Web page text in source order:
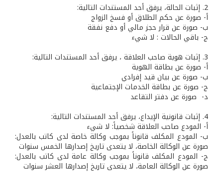
2. إثبات الحالة، يرفق أحد المستندات التالية:
أ‌- صورة عن حكم الطلاق أو فسخ الزواج
ب‌- صورة عن قرار حجز مالي أو دفع نفقة
ج- باقي الحالات : لا شيء
3. إثبات هوية صاحب العلاقة ، يرفق أحد المستندات التالية:
أ- صورة عن بطاقة الهوية
ب‌- صورة عن بيان قيد إفرادي
ج- صورة عن بطاقة الخدمات الإجتماعية
‌د- صورة عن دفتر التقاعد
4. إثبات قانونية الإيداع، يرفق أحد المستندات التالية:
‌أ- المودع صاحب العلاقة شخصياً: لا شيء
‌ب- المودع المكلف قانوناً بموجب وكالة خاصة لدى كاتب بالعدل:
صورة عن الوكالة الخاصة، لا يتعدى تاريخ إصدارها الخمس سنوات
‌ج- المودع المكلف قانوناً بموجب وكالة عامة لدى كاتب بالعدل:
صورة عن الوكالة العامة، لا يتعدى تاريخ إصدارها العشر سنوات